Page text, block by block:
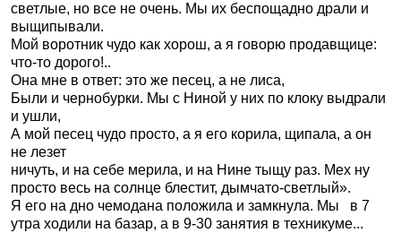
светлые, но все не очень. Мы их беспощадно драли и
выщипывали.
Мой воротник чудо как хорош, а я говорю продавщице:
что-то доро­го!..
Она мне в ответ: это же песец, а не лиса,
Были и чернобурки. Мы с Ниной у них по клоку выдрали
и ушли,
А мой песец чудо просто, а я его корила, щипала, а он
не лезет
ничуть, и на себе мерила, и на Нине тыщу раз. Мех ну
просто весь на солнце блестит, дымчато-светлый».
Я его на дно чемодана положила и замкнула. Мы
в 7
утра ходили на базар, а в 9-30 занятия в техникуме...